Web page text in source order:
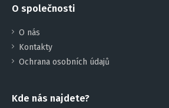
O společnosti
O nás
Kontakty
Ochrana osobních údajů
Kde nás najdete?